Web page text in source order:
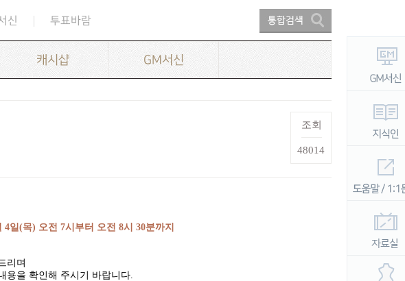
신 투표바람
캐시샵 GM서신
조회
48014
4일(목) 오전 7시부터 오전 8시 30분까지
리며
용을 확인해 주시기 바랍니다.